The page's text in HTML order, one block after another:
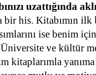
uzattığında
his. Kitabımın ilk
ise benim
ve kültür
kitaplarımla